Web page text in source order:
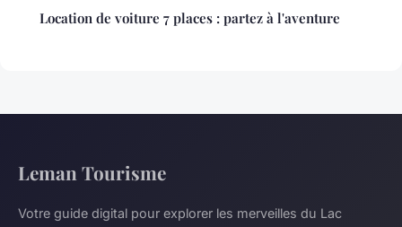
Location de voiture 7 places : partez à l'aventure
Leman Tourisme
Votre guide digital pour explorer les merveilles du Lac